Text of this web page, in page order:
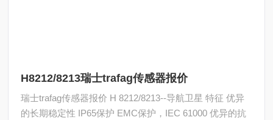
H8212/8213瑞士trafag传感器报价
瑞士trafag传感器报价 H 8212/8213--导航卫星 特征 优异
的长期稳定性 IP65保护 EMC保护，IEC 61000 优异的抗